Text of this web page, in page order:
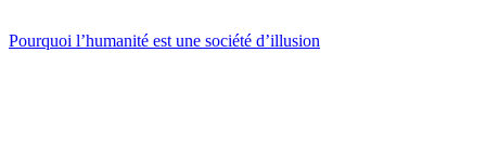
Pourquoi l’humanité est une société d’illusion